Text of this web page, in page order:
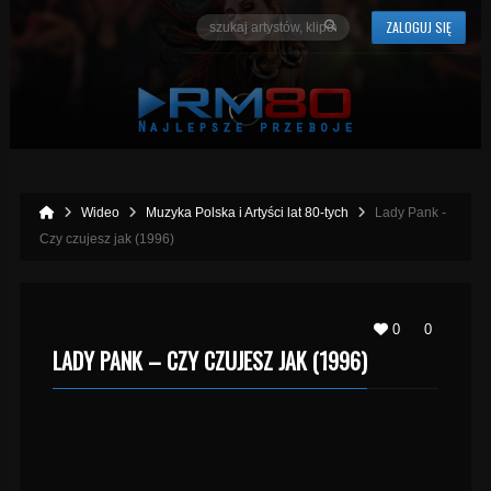
ZALOGUJ SIĘ
Wideo Muzyka Polska i Artyści lat 80-tych
Lady Pank -
Czy czujesz jak (1996)
0 0
LADY PANK – CZY CZUJESZ JAK (1996)